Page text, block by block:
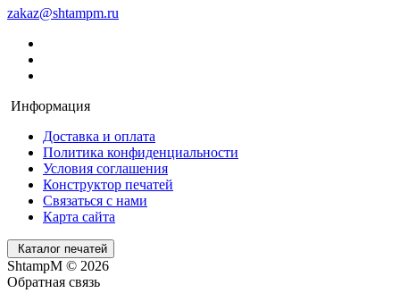
zakaz@shtampm.ru
Информация
Доставка и оплата
Политика конфиденциальности
Условия соглашения
Конструктор печатей
Связаться с нами
Карта сайта
Каталог печатей
ShtampM © 2026
Обратная связь